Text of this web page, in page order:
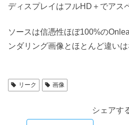
ディスプレイはフルHD＋でアス
ソースは信憑性ほぼ100%の
ンダリング画像とほとんど違いは
リーク 画像
シェアす